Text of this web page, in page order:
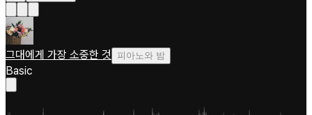
그대에게 가장 소중한 것 피아노와 밤
Basic